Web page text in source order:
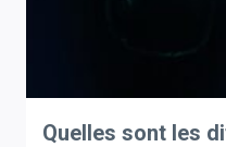
Quelles sont les